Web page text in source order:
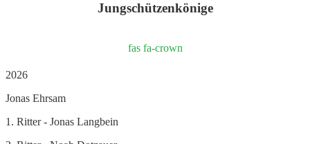
Jungschützenkönige
fas fa-crown
2026
Jonas Ehrsam
1. Ritter - Jonas Langbein